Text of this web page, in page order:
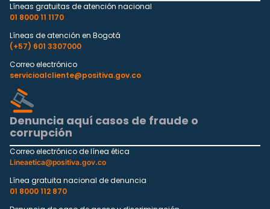
Líneas gratuitas de atención nacional
01 8000 11 1170
Líneas de atención en Bogotá
(+57) 601 3307000
Correo electrónico
servicioalcliente@positiva.gov.co
Denuncia aquí casos de fraude o
corrupción
Correo electrónico de línea ética
Lineaetica@positiva.gov.co
Línea gratuita nacional de denuncia
01 8000 112 870